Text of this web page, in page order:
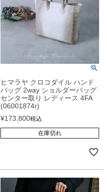
ヒマラヤ クロコダイル ハンド
バッグ 2way ショルダーバッグ
センター取り レディース 4FA
(06001874r)
¥173,800税込
在庫切れ